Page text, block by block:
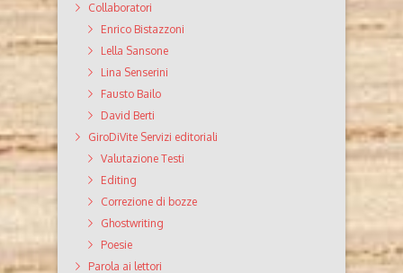
Collaboratori
Enrico Bistazzoni
Lella Sansone
Lina Senserini
Fausto Bailo
David Berti
GiroDiVite Servizi editoriali
Valutazione Testi
Editing
Correzione di bozze
Ghostwriting
Poesie
Parola ai lettori